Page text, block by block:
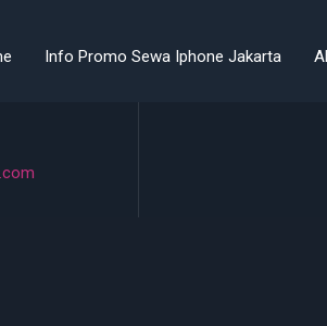
Info Promo Sewa Iphone Jakarta